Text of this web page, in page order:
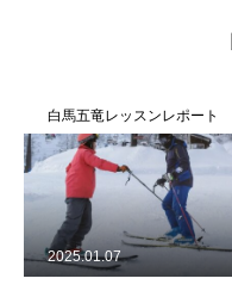
白馬五竜レッスンレポート
2025.01.07